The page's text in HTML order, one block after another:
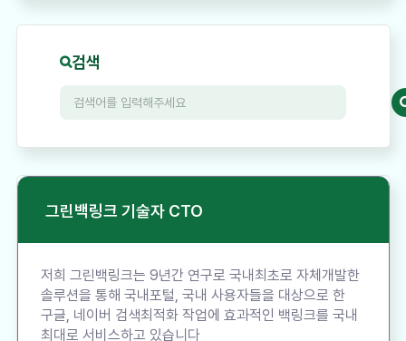
검색
그린백링크 기술자 CTO
저희 그린백링크는 9년간 연구로 국내최초로 자체개발한
솔루션을 통해 국내포털, 국내 사용자들을 대상으로 한
구글, 네이버 검색최적화 작업에 효과적인 백링크를 국내
최대로 서비스하고 있습니다